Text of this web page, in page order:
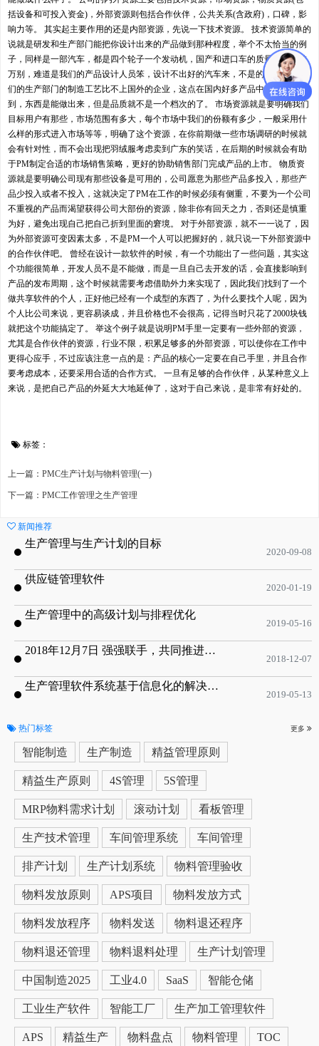
括设备和可投入资金)，外部资源则包括合作伙伴，公共关系(含政府)，口碑，影
响力等。 其实起主要作用的还是内部资源，先说一下技术资源。 技术资源简单的
说就是研发和生产部门能把你设计出来的产品做到那种程度，举个不太恰当的例
子，同样是一部汽车，都是四个轮子一个发动机，国产和进口车的质量却是千差
万别，难道是我们的产品设计人员笨，设计不出好的汽车来，不是的，是因为我
们的生产部门的制造工艺比不上国外的企业，这点在国内好多产品中都可以看
到，东西是能做出来，但是品质就不是一个档次的了。 市场资源就是要明确我们
目标用户有那些，市场范围有多大，每个市场中我们的份额有多少，一般采用什
么样的形式进入市场等等，明确了这个资源，在你前期做一些市场调研的时候就
会有针对性，而不会出现把羽绒服考虑卖到广东的笑话，在后期的时候就会有助
于PM制定合适的市场销售策略，更好的协助销售部门完成产品的上市。 物质资
源就是要明确公司现有那些设备是可用的，公司愿意为那些产品多投入，那些产
品少投入或者不投入，这就决定了PM在工作的时候必须有侧重，不要为一个公司
不重视的产品而渴望获得公司大部份的资源，除非你有回天之力，否则还是慎重
为好，避免出现自己把自己折到里面的窘境。 对于外部资源，就不一一说了，因
为外部资源可变因素太多，不是PM一个人可以把握好的，就只说一下外部资源中
的合作伙伴吧。 曾经在设计一款软件的时候，有一个功能出了一些问题，其实这
个功能很简单，开发人员不是不能做，而是一旦自己去开发的话，会直接影响到
产品的发布周期，这个时候就需要考虑借助外力来实现了，因此我们找到了一个
做共享软件的个人，正好他已经有一个成型的东西了，为什么要找个人呢，因为
个人比公司来说，更容易谈成，并且价格也不会很高，记得当时只花了2000块钱
就把这个功能搞定了。 举这个例子就是说明PM手里一定要有一些外部的资源，
尤其是合作伙伴的资源，行业不限，积累足够多的外部资源，可以使你在工作中
更得心应手，不过应该注意一点的是：产品的核心一定要在自己手里，并且合作
要考虑成本，还要采用合适的合作方式。 一旦有足够的合作伙伴，从某种意义上
来说，是把自己产品的外延大大地延伸了，这对于自己来说，是非常有好处的。
标签：
上一篇：PMC生产计划与物料管理(一)
下一篇：PMC工作管理之生产管理
新闻推荐
生产管理与生产计划的目标
2020-09-08
供应链管理软件
2020-01-19
生产管理中的高级计划与排程优化
2019-05-16
2018年12月7日 强强联手，共同推进电子器件领域APS应用典范 风华高科生产自动化工业互联网应用项目-APS项目启动会
2018-12-07
生产管理软件系统基于信息化的解决方案
2019-05-13
热门标签 更多
智能制造 生产制造 精益管理原则
精益生产原则 4S管理 5S管理
MRP物料需求计划 滚动计划 看板管理
生产技术管理 车间管理系统 车间管理
排产计划 生产计划系统 物料管理验收
物料发放原则 APS项目 物料发放方式
物料发放程序 物料发送 物料退还程序
物料退还管理 物料退料处理 生产计划管理
中国制造2025 工业4.0 SaaS 智能仓储
工业生产软件 智能工厂 生产加工管理软件
APS 精益生产 物料盘点 物料管理 TOC